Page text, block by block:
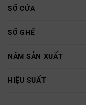
SỐ CỬA
SỐ GHẾ
NĂM SẢN XUẤT
HIỆU SUẤT